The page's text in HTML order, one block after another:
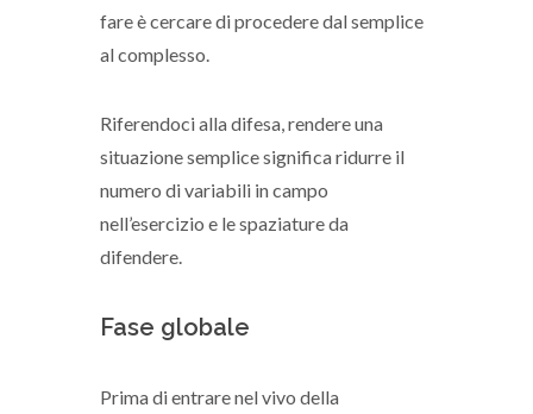
fare è cercare di procedere dal semplice
al complesso.
Riferendoci alla difesa, rendere una
situazione semplice significa ridurre il
numero di variabili in campo
nell’esercizio e le spaziature da
difendere.
Fase globale
Prima di entrare nel vivo della